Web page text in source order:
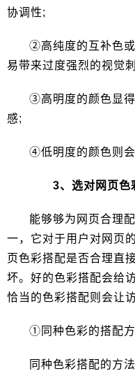
协调性;
②高纯度的互补色
易带来过度强烈的视觉
③高明度的颜色显
感;
④低明度的颜色则会
3、选对网页色
能够够为网页合理
一，它对于用户对网页
页色彩搭配是否合理直
坏。好的色彩搭配会给
恰当的色彩搭配则会让
①同种色彩的搭配
同种色彩搭配的方